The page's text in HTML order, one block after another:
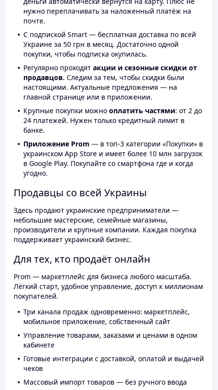
нужно переплачивать за наложенный платёж на
почте.
С подпиской Smart — бесплатная доставка по всей
Украине за 50 грн в месяц. Достаточно одной
покупки, чтобы подписка окупилась.
Регулярно проходят акции и сезонные скидки от
продавцов. Следим за тем, чтобы скидки были
настоящими. Актуальные предложения — на
главной странице или в приложении.
Крупные покупки можно оплатить частями: от 2 до
24 платежей. Нужен только кредитный лимит в
банке.
Приложение Prom — в топ-3 категории «Покупки» в
украинском App Store и имеет более 10 млн загрузок
в Google Play. Покупайте со смартфона где и когда
угодно.
Продавцы со всей Украины
Здесь продают украинские предприниматели —
небольшие мастерские, семейные магазины,
производители и крупные компании. Каждая покупка
поддерживает украинский бизнес.
Для тех, кто продаёт онлайн
Prom — маркетплейс для бизнеса любого масштаба.
Лёгкий старт, удобное управление, доступ к миллионам
покупателей.
Три канала продаж одновременно: маркетплейс,
мобильное приложение, собственный сайт
Управление товарами, заказами и ценами в одном
кабинете
Готовые интеграции с доставкой, оплатой и выдачей
чеков
Массовый импорт товаров — без ручного ввода